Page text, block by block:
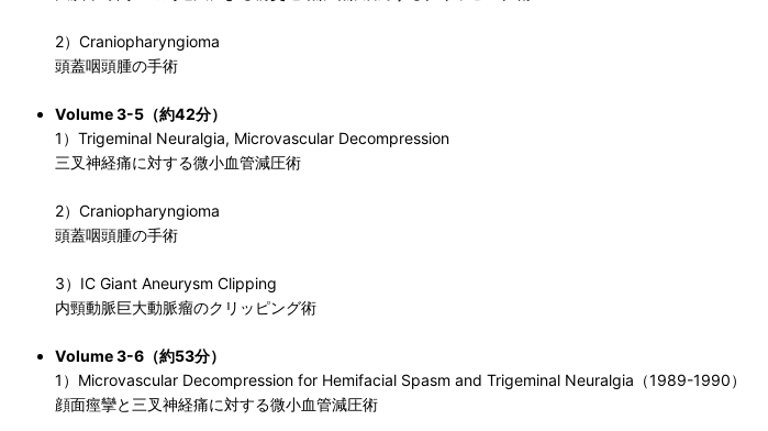
2）Craniopharyngioma
頭蓋咽頭腫の手術
Volume 3-5（約42分）
1）Trigeminal Neuralgia, Microvascular Decompression
三叉神経痛に対する微小血管減圧術
2）Craniopharyngioma
頭蓋咽頭腫の手術
3）IC Giant Aneurysm Clipping
内頸動脈巨大動脈瘤のクリッピング術
Volume 3-6（約53分）
1）Microvascular Decompression for Hemifacial Spasm and Trigeminal Neuralgia（1989-1990）
顔面痙攣と三叉神経痛に対する微小血管減圧術